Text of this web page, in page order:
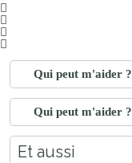
Qui peut m'aider ?
Qui peut m'aider ?
Et aussi